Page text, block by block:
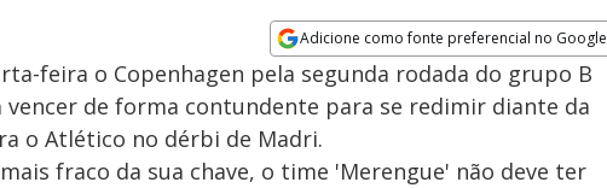
Adicione como fonte preferencial no Google
Opens in new window
feira o Copenhagen pela segunda rodada do grupo B
vencer de forma contundente para se redimir diante da
o Atlético no dérbi de Madri.
fraco da sua chave, o time 'Merengue' não deve ter